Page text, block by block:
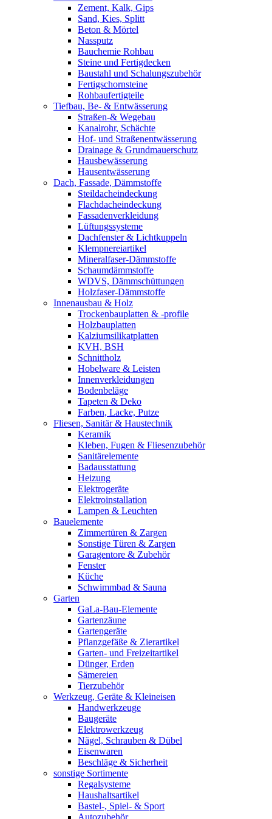
Zement, Kalk, Gips
Sand, Kies, Splitt
Beton & Mörtel
Nassputz
Bauchemie Rohbau
Steine und Fertigdecken
Baustahl und Schalungszubehör
Fertigschornsteine
Rohbaufertigteile
Tiefbau, Be- & Entwässerung
Straßen-& Wegebau
Kanalrohr, Schächte
Hof- und Straßenentwässerung
Drainage & Grundmauerschutz
Hausbewässerung
Hausentwässerung
Dach, Fassade, Dämmstoffe
Steildacheindeckung
Flachdacheindeckung
Fassadenverkleidung
Lüftungssysteme
Dachfenster & Lichtkuppeln
Klempnereiartikel
Mineralfaser-Dämmstoffe
Schaumdämmstoffe
WDVS, Dämmschüttungen
Holzfaser-Dämmstoffe
Innenausbau & Holz
Trockenbauplatten & -profile
Holzbauplatten
Kalziumsilikatplatten
KVH, BSH
Schnittholz
Hobelware & Leisten
Innenverkleidungen
Bodenbeläge
Tapeten & Deko
Farben, Lacke, Putze
Fliesen, Sanitär & Haustechnik
Keramik
Kleben, Fugen & Fliesenzubehör
Sanitärelemente
Badausstattung
Heizung
Elektrogeräte
Elektroinstallation
Lampen & Leuchten
Bauelemente
Zimmertüren & Zargen
Sonstige Türen & Zargen
Garagentore & Zubehör
Fenster
Küche
Schwimmbad & Sauna
Garten
GaLa-Bau-Elemente
Gartenzäune
Gartengeräte
Pflanzgefäße & Zierartikel
Garten- und Freizeitartikel
Dünger, Erden
Sämereien
Tierzubehör
Werkzeug, Geräte & Kleineisen
Handwerkzeuge
Baugeräte
Elektrowerkzeug
Nägel, Schrauben & Dübel
Eisenwaren
Beschläge & Sicherheit
sonstige Sortimente
Regalsysteme
Haushaltsartikel
Bastel-, Spiel- & Sport
Autozubehör